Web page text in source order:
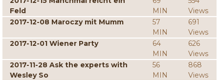
Feld
MIN
Views
2017-12-08 Maroczy mit Mumm
57
MIN
691
Views
2017-12-01 Wiener Party
64
MIN
626
Views
2017-11-28 Ask the experts with
Wesley So
56
MIN
868
Views